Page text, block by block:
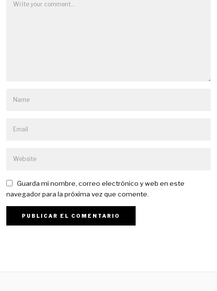
Guarda mi nombre, correo electrónico y web en este
navegador para la próxima vez que comente.